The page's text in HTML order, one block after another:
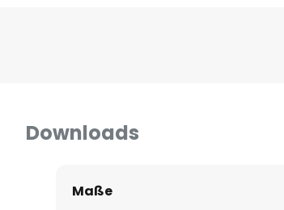
Downloads
Maße